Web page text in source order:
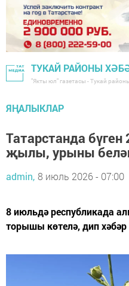
ТУКАЙ РАЙОНЫ
"Якты юл" газетасы - Тукай
ЯҢАЛЫКЛАР
Татарстанда бүген
җылы, урыны
admin, 8 июль 2026 - 07:00
8 июльдә республикада
торышы көтелә, дип хәбәр